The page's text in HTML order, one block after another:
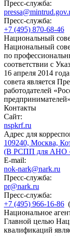
Пресс-служба:
Пресс-служба:
+7 (495) 870-68-46
Национальный
Национальный
по
соответствии с
16 апреля 2014
совета является
работодателей
Контакты
Сайт:
nspkrf.ru
Адрес для
109240, Москва,
(В РСПП для АНО
E-mail:
nok-nark@nark.ru
Пресс-служба:
pr@nark.ru
Пресс-служба:
+7 (495) 966-16-86
Национальное
Главной целью
квалификаций